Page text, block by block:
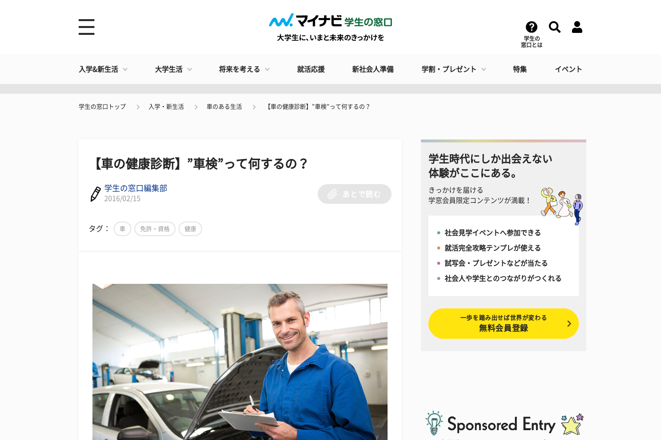
学生の
窓口とは
入学&新生活 大学生活 将来を考える 就活応援 新社会人準備 学割・プレゼント 特集 イベント
学生の窓口トップ 入学・新生活 車のある生活 【車の健康診断】”車検”って何するの？
【車の健康診断】”車検”って何するの？
学生の窓口編集部
2016/02/15
あとで読む
タグ： 車 免許・資格 健康
学生時代にしか出会えない
体験がここにある。
きっかけを届ける
学窓会員限定コンテンツが満載！
社会見学イベントへ参加できる
就活完全攻略テンプレが使える
試写会・プレゼントなどが当たる
社会人や学生とのつながりがつくれる
一歩を踏み出せば世界が変わる
無料会員登録